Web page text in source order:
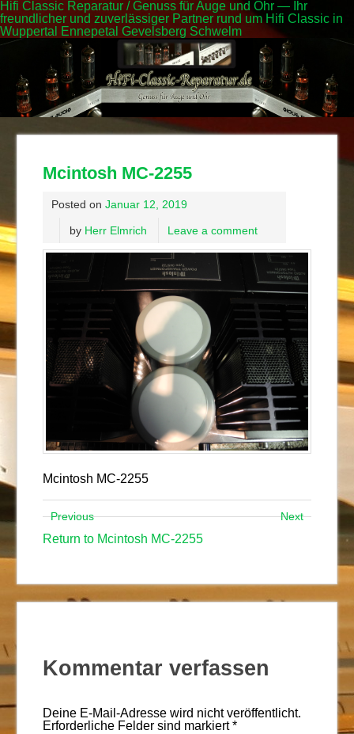
Hifi Classic Reparatur / Genuss für Auge und Ohr — Ihr
freundlicher und zuverlässiger Partner rund um Hifi Classic in
Wuppertal Ennepetal Gevelsberg Schwelm
Mcintosh MC-2255
Posted on Januar 12, 2019
by Herr Elmrich Leave a comment
Mcintosh MC-2255
Previous Next
Return to Mcintosh MC-2255
Kommentar verfassen
Deine E-Mail-Adresse wird nicht veröffentlicht.
Erforderliche Felder sind markiert*